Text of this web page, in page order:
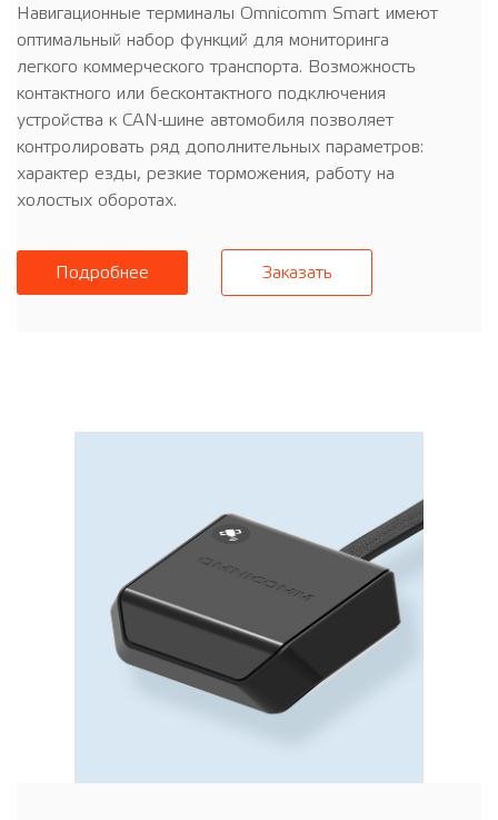
Навигационные терминалы Omnicomm Smart имеют
оптимальный набор функций для мониторинга
легкого коммерческого транспорта. Возможность
контактного или бесконтактного подключения
устройства к CAN-шине автомобиля позволяет
контролировать ряд дополнительных параметров:
характер езды, резкие торможения, работу на
холостых оборотах.
Подробнее Заказать